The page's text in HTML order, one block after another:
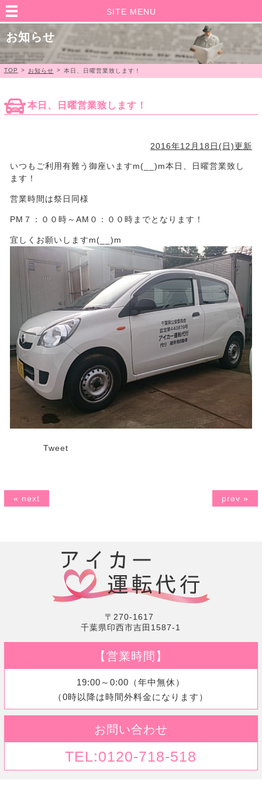
お知らせ
TOP > お知らせ > 本日、日曜営業致します！
SITE MENU
本日、日曜営業致します！
2016年12月18日(日)更新
いつもご利用有難う御座いますm(__)m本日、日曜営業致し
ます！
営業時間は祭日同様
PM７：００時～AM０：００時までとなります！
宜しくお願いしますm(__)m​
Tweet
« next prev »
〒270-1617
千葉県印西市吉田1587-1
【営業時間】
19:00～0:00（年中無休）
（0時以降は時間外料金になります）
お問い合わせ
TEL:0120-718-518